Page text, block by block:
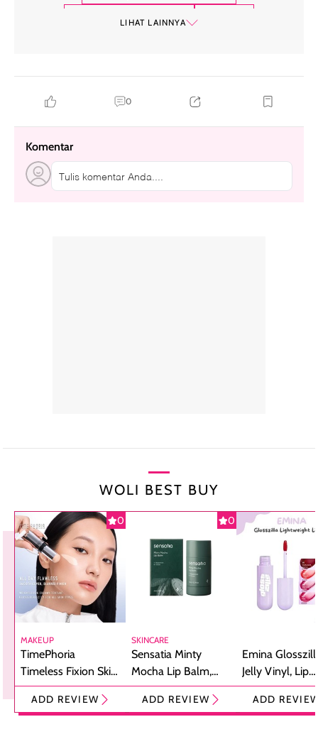
LIHAT LAINNYA
0
Komentar
Tulis komentar Anda....
WOLI BEST BUY
0
MAKEUP
TimePhoria
Timeless Fixion Skin
Tint Stick,
Foundation dan
ADD REVIEW
0
SKINCARE
Sensatia Minty
Mocha Lip Balm,
Pelembap Bibir
dengan Aroma
ADD REVIEW
Emina
Jelly Vinyl, Lip
Cream Glossy
Ringan
ADD